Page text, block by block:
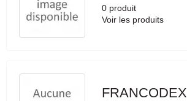
0 produit
Voir les produits
FRANCODEX